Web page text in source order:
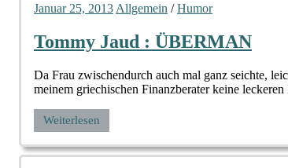
Januar 25, 2013 Allgemein /Humor
Tommy Jaud : ÜBERMAN
Da Frau zwischendurch auch mal ganz seichte,
meinem griechischen Finanzberater keine
Weiterlesen